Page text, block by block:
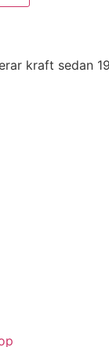
kraft sedan